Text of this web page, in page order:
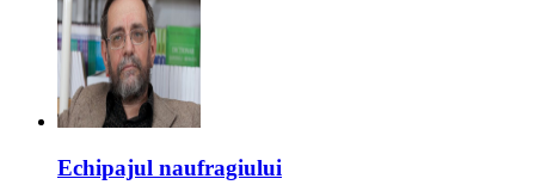
Echipajul naufragiului